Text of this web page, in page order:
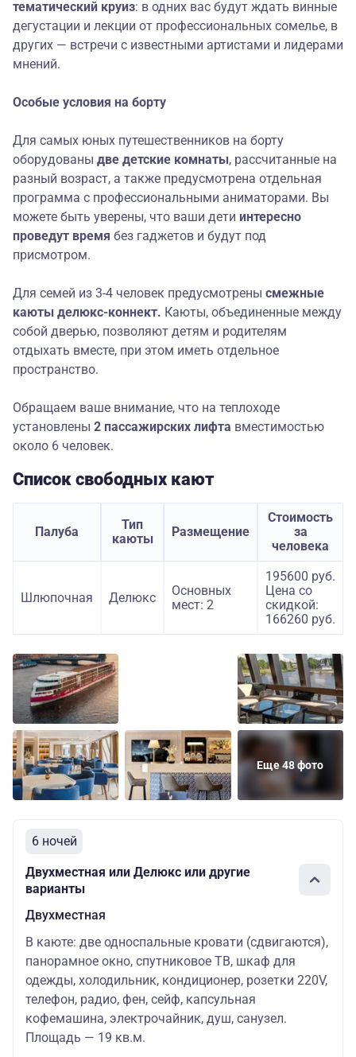
тематический круиз: в одних вас будут ждать винные
дегустации и лекции от профессиональных сомелье, в
других — встречи с известными артистами и лидерами
мнений.
Особые условия на борту
Для самых юных путешественников на борту
оборудованы две детские комнаты, рассчитанные на
разный возраст, а также предусмотрена отдельная
программа с профессиональными аниматорами. Вы
можете быть уверены, что ваши дети интересно
проведут время без гаджетов и будут под
присмотром.
Для семей из 3-4 человек предусмотрены смежные
каюты делюкс-коннект. Каюты, объединенные между
собой дверью, позволяют детям и родителям
отдыхать вместе, при этом иметь отдельное
пространство.
Обращаем ваше внимание, что на теплоходе
установлены 2 пассажирских лифта вместимостью
около 6 человек.
Список свободных кают
Палуба
Тип
каюты
Размещение
Стоимость
за
человека
Шлюпочная Делюкс
Основных
мест: 2
195600 руб.
Цена со
скидкой:
166260 руб.
Еще 48 фото
6 ночей
Двухместная или Делюкс или другие
варианты
Двухместная
В каюте: две односпальные кровати (сдвигаются),
панорамное окно, спутниковое ТВ, шкаф для
одежды, холодильник, кондиционер, розетки 220V,
телефон, радио, фен, сейф, капсульная
кофемашина, электрочайник, душ, санузел.
Площадь — 19 кв.м.